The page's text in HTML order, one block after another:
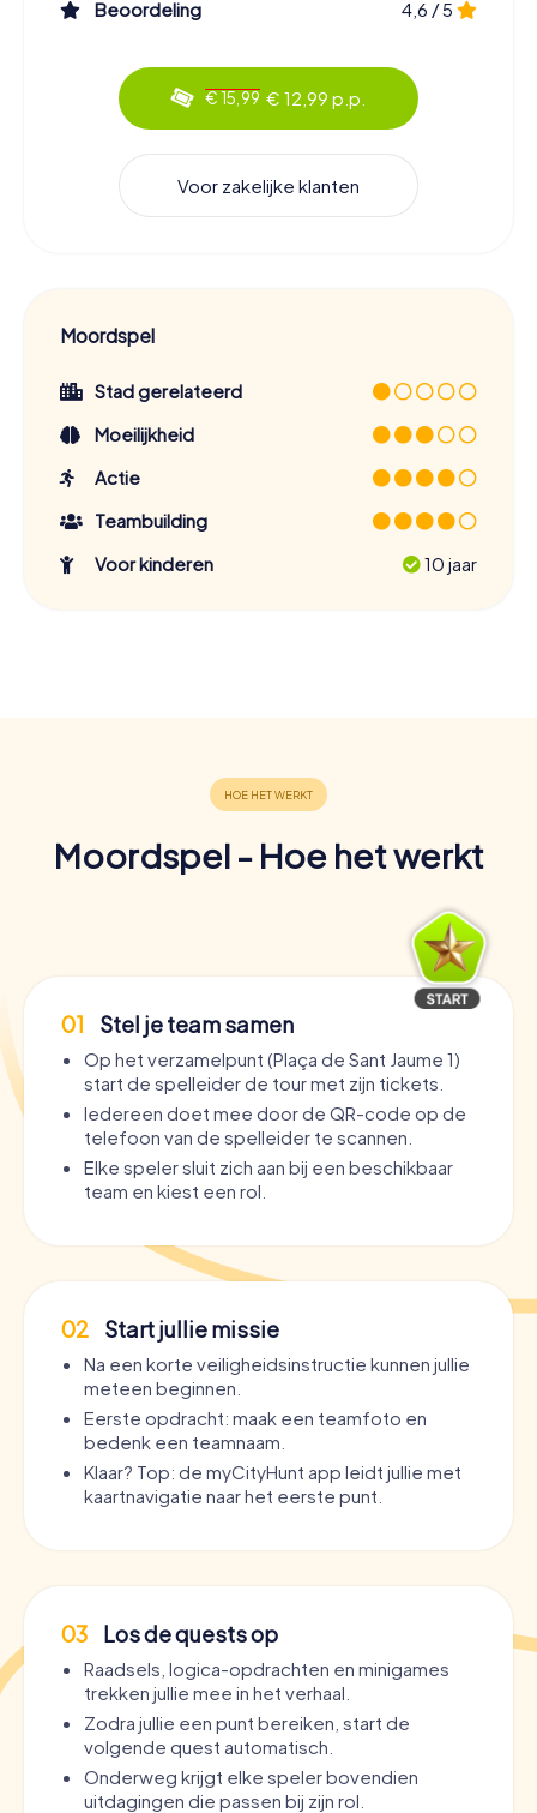
Beoordeling 4,6 / 5
€ 15,99 € 12,99 p.p.
Voor zakelijke klanten
Moordspel
Stad gerelateerd
Moeilijkheid
Actie
Teambuilding
Voor kinderen
10 jaar
Moordspel - Hoe het werkt
01 Stel je team samen
Op het verzamelpunt (Plaça de Sant Jaume 1)
start de spelleider de tour met zijn tickets.
Iedereen doet mee door de QR-code op de
telefoon van de spelleider te scannen.
Elke speler sluit zich aan bij een beschikbaar
team en kiest een rol.
02 Start jullie missie
Na een korte veiligheidsinstructie kunnen jullie
meteen beginnen.
Eerste opdracht: maak een teamfoto en
bedenk een teamnaam.
Klaar? Top: de myCityHunt app leidt jullie met
kaartnavigatie naar het eerste punt.
03 Los de quests op
Raadsels, logica-opdrachten en minigames
trekken jullie mee in het verhaal.
Zodra jullie een punt bereiken, start de
volgende quest automatisch.
Onderweg krijgt elke speler bovendien
uitdagingen die passen bij zijn rol.